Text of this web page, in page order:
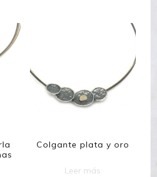
Colgante plata y oro
Leer más